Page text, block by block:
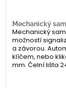
Mechanický
Mechanický
možností
a závorou.
klíčem, nebo
mm. Čelní lišta